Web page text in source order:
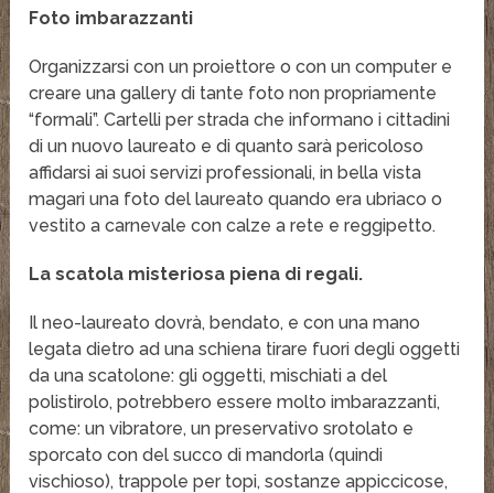
Foto imbarazzanti
Organizzarsi con un proiettore o con un computer e
creare una gallery di tante foto non propriamente
“formali”. Cartelli per strada che informano i cittadini
di un nuovo laureato e di quanto sarà pericoloso
affidarsi ai suoi servizi professionali, in bella vista
magari una foto del laureato quando era ubriaco o
vestito a carnevale con calze a rete e reggipetto.
La scatola misteriosa piena di regali.
Il neo-laureato dovrà, bendato, e con una mano
legata dietro ad una schiena tirare fuori degli oggetti
da una scatolone: gli oggetti, mischiati a del
polistirolo, potrebbero essere molto imbarazzanti,
come: un vibratore, un preservativo srotolato e
sporcato con del succo di mandorla (quindi
vischioso), trappole per topi, sostanze appiccicose,